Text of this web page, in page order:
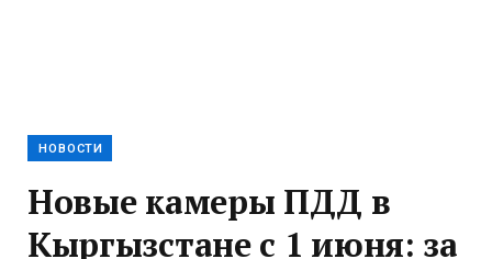
НОВОСТИ
Новые камеры ПДД в
Кыргызстане с 1 июня: за